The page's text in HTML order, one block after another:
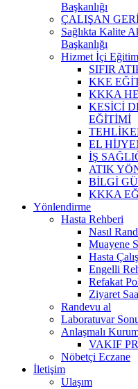
Başkanlığı
ÇALIŞAN
Sağlıkta Kalite
Başkanlığı
Hizmet İçi Eğitim
SIFIR
KKE
KKKA
KESİCİ
EĞİTİMİ
EL
İŞ
ATIK
BİLGİ
KKKA
Yönlendirme
Hasta Rehberi
Nasıl
Muayene
Hasta
Engelli
Refakat
Ziyaret
Randevu al
Laboratuvar
Anlaşmalı
VAKIF
Nöbetçi Eczane
İletişim
Ulaşım